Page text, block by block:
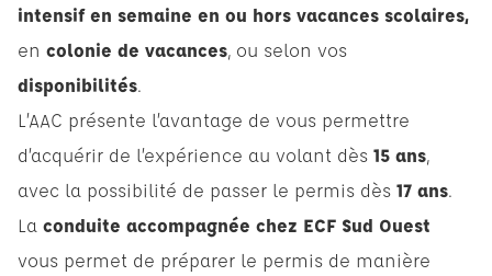
intensif en semaine en ou hors vacances scolaires,
en colonie de vacances, ou selon vos
disponibilités.
L’AAC présente l’avantage de vous permettre
d’acquérir de l’expérience au volant dès 15 ans,
avec la possibilité de passer le permis dès 17 ans.
La conduite accompagnée chez ECF Sud Ouest
vous permet de préparer le permis de manière